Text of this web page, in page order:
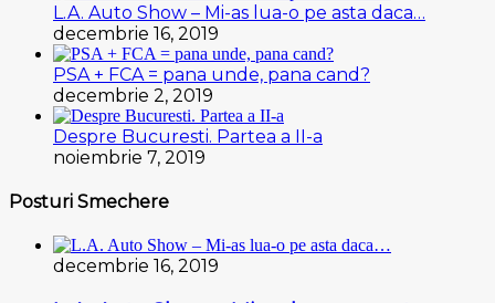
L.A. Auto Show – Mi-as lua-o pe asta daca…
decembrie 16, 2019
PSA + FCA = pana unde, pana cand?
decembrie 2, 2019
Despre Bucuresti. Partea a II-a
noiembrie 7, 2019
Posturi Smechere
decembrie 16, 2019